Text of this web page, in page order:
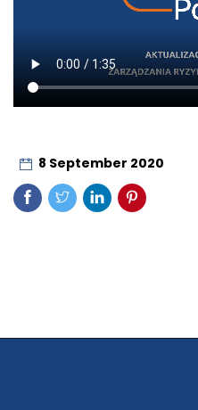
8 September 2020